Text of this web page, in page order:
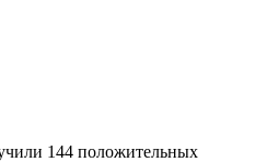
144 положительных